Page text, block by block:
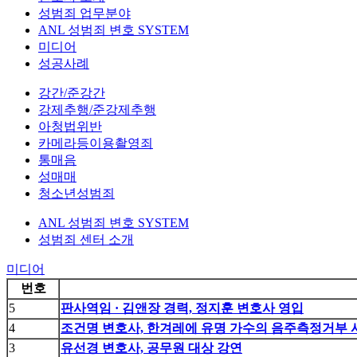
성범죄 업무분야
ANL 성범죄 변호 SYSTEM
미디어
성공사례
강간/준강간
강제추행/준강제추행
아청법위반
카메라등이용촬영죄
통매음
성매매
청소년성범죄
ANL 성범죄 변호 SYSTEM
성범죄 센터 소개
미디어
번호
5
판사역임 · 김앤장 경력, 정지훈 변호사 영입
4
조건명 변호사, 한겨레에 유명 가수의 음주측정거부
3
유선경 변호사, 공무원 대상 강연